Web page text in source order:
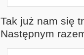
Tak już nam się
Następnym